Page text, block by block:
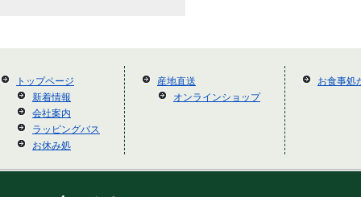
トップページ
新着情報
会社案内
ラッピングバス
お休み処
産地直送
オンラインショップ
お食事処